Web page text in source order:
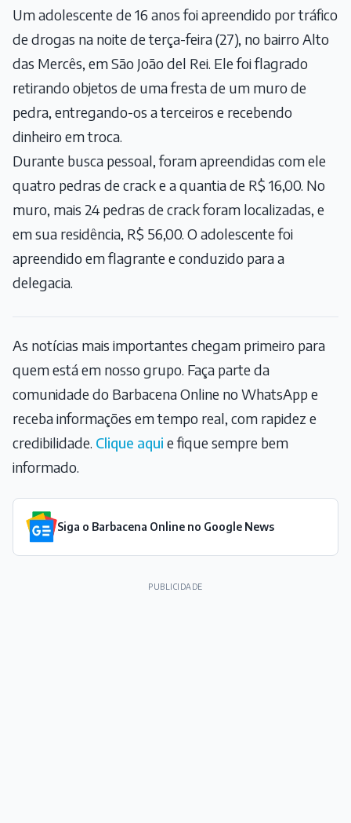
Um adolescente de 16 anos foi apreendido por tráfico
de drogas na noite de terça-feira (27), no bairro Alto
das Mercês, em São João del Rei. Ele foi flagrado
retirando objetos de uma fresta de um muro de
pedra, entregando-os a terceiros e recebendo
dinheiro em troca.
Durante busca pessoal, foram apreendidas com ele
quatro pedras de crack e a quantia de R$ 16,00. No
muro, mais 24 pedras de crack foram localizadas, e
em sua residência, R$ 56,00. O adolescente foi
apreendido em flagrante e conduzido para a
delegacia.
As notícias mais importantes chegam primeiro para
quem está em nosso grupo. Faça parte da
comunidade do Barbacena Online no WhatsApp e
receba informações em tempo real, com rapidez e
credibilidade. Clique aqui e fique sempre bem
informado.
Siga o Barbacena Online no Google News
PUBLICIDADE